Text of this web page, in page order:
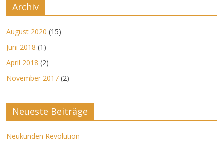
Archiv
August 2020 (15)
Juni 2018 (1)
April 2018 (2)
November 2017 (2)
Neueste Beiträge
Neukunden Revolution